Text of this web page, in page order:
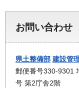
お問い合わせ
県土整備部 建設管
郵便番号330-9301
号 第2庁舎2階